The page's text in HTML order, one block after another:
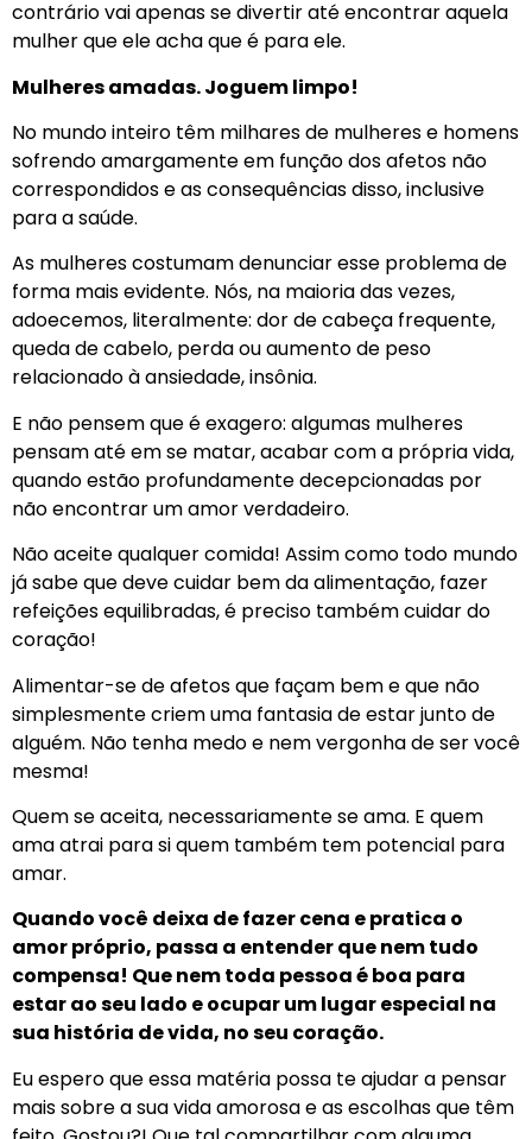
contrário vai apenas se divertir até encontrar aquela
mulher que ele acha que é para ele.
Mulheres amadas. Joguem limpo!
No mundo inteiro têm milhares de mulheres e homens
sofrendo amargamente em função dos afetos não
correspondidos e as consequências disso, inclusive
para a saúde.
As mulheres costumam denunciar esse problema de
forma mais evidente. Nós, na maioria das vezes,
adoecemos, literalmente: dor de cabeça frequente,
queda de cabelo, perda ou aumento de peso
relacionado à ansiedade, insônia.
E não pensem que é exagero: algumas mulheres
pensam até em se matar, acabar com a própria vida,
quando estão profundamente decepcionadas por
não encontrar um amor verdadeiro.
Não aceite qualquer comida! Assim como todo mundo
já sabe que deve cuidar bem da alimentação, fazer
refeições equilibradas, é preciso também cuidar do
coração!
Alimentar-se de afetos que façam bem e que não
simplesmente criem uma fantasia de estar junto de
alguém. Não tenha medo e nem vergonha de ser você
mesma!
Quem se aceita, necessariamente se ama. E quem
ama atrai para si quem também tem potencial para
amar.
Quando você deixa de fazer cena e pratica o
amor próprio, passa a entender que nem tudo
compensa! Que nem toda pessoa é boa para
estar ao seu lado e ocupar um lugar especial na
sua história de vida, no seu coração.
Eu espero que essa matéria possa te ajudar a pensar
mais sobre a sua vida amorosa e as escolhas que têm